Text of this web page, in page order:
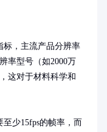
标，主流产品分辨率
率型号（如2000万
这对于材料科学和
少15fps的帧率，而